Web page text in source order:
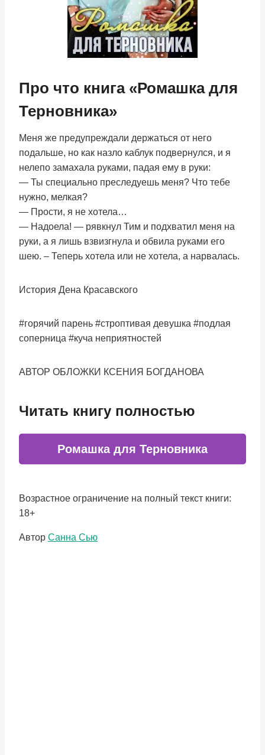
Про что книга «Ромашка для
Терновника»
Меня же предупреждали держаться от него
подальше, но как назло каблук подвернулся, и я
нелепо замахала руками, падая ему в руки:
— Ты специально преследуешь меня? Что тебе
нужно, мелкая?
— Прости, я не хотела…
— Надоела! — рявкнул Тим и подхватил меня на
руки, а я лишь взвизгнула и обвила руками его
шею. – Теперь хотела или не хотела, а нарвалась.
История Дена Красавского
#горячий парень #строптивая девушка #подлая
соперница #куча неприятностей
АВТОР ОБЛОЖКИ КСЕНИЯ БОГДАНОВА
Читать книгу полностью
Ромашка для Терновника
Возрастное ограничение на полный текст книги:
18+
Метки
Автор Санна Сью